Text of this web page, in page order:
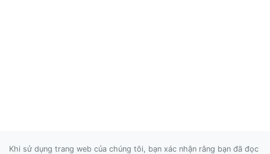
Khi sử dụng trang web của chúng tôi, bạn xác nhận rằng bạn đã đọc